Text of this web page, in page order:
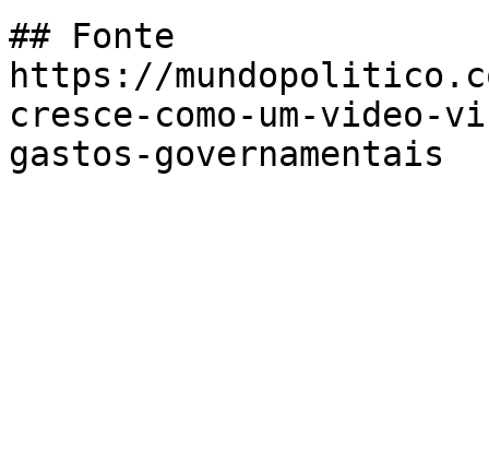
## Fonte
https://
cresce-como-um-
gastos-governamentais